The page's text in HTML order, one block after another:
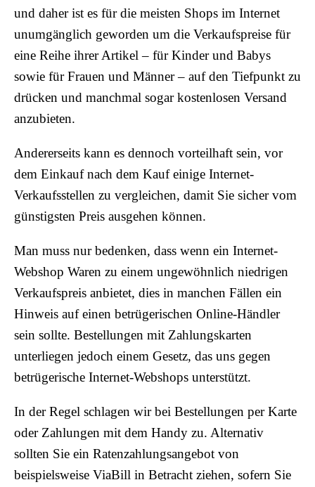
und daher ist es für die meisten Shops im Internet
unumgänglich geworden um die Verkaufspreise für
eine Reihe ihrer Artikel – für Kinder und Babys
sowie für Frauen und Männer – auf den Tiefpunkt zu
drücken und manchmal sogar kostenlosen Versand
anzubieten.
Andererseits kann es dennoch vorteilhaft sein, vor
dem Einkauf nach dem Kauf einige Internet-
Verkaufsstellen zu vergleichen, damit Sie sicher vom
günstigsten Preis ausgehen können.
Man muss nur bedenken, dass wenn ein Internet-
Webshop Waren zu einem ungewöhnlich niedrigen
Verkaufspreis anbietet, dies in manchen Fällen ein
Hinweis auf einen betrügerischen Online-Händler
sein sollte. Bestellungen mit Zahlungskarten
unterliegen jedoch einem Gesetz, das uns gegen
betrügerische Internet-Webshops unterstützt.
In der Regel schlagen wir bei Bestellungen per Karte
oder Zahlungen mit dem Handy zu. Alternativ
sollten Sie ein Ratenzahlungsangebot von
beispielsweise ViaBill in Betracht ziehen, sofern Sie